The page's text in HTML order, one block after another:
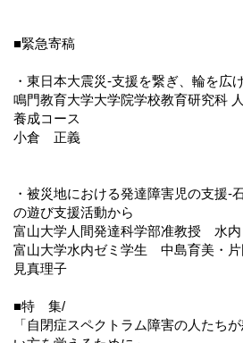
■緊急寄稿
・東日本大震災-支援を繋ぎ、輪を広
鳴門教育大学大学院学校教育研究科
養成コース
小倉 正義
・被災地における発達障害児の支援-
の遊び支援活動から
富山大学人間発達科学部准教授 水
富山大学水内ゼミ学生 中島育美・
見真理子
■特 集/
「自閉症スペクトラム障害の人たち